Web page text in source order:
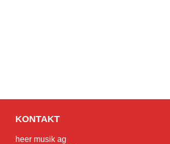
KONTAKT
heer musik ag